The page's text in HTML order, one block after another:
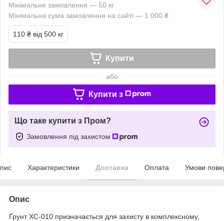
Мінімальне замовлення — 50 кг
Мінімальна сума замовлення на сайті — 1 000 ₴
110 ₴ від 500 кг
Купити
або
Купити з
Що таке купити з Пром?
Замовлення під захистом
Характеристики Доставка Оплата Умови
Опис
Ґрунт ХС-010 призначається для захисту в комплексному,